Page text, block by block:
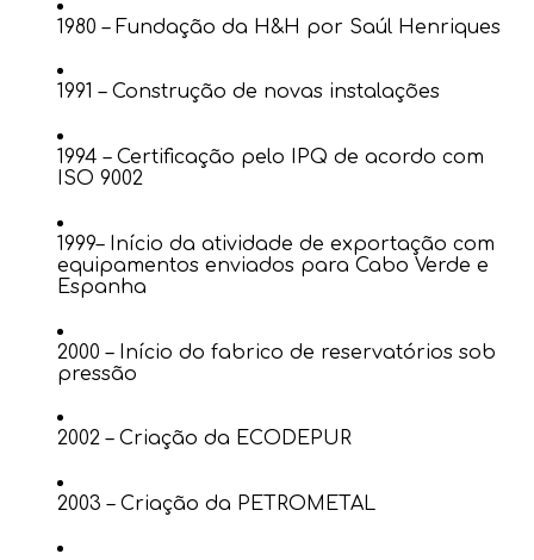
1980 – Fundação da H&H por Saúl Henriques
1991 – Construção de novas instalações
1994 – Certificação pelo IPQ de acordo com
ISO 9002
1999– Início da atividade de exportação com
equipamentos enviados para Cabo Verde e
Espanha
2000 – Início do fabrico de reservatórios sob
pressão
2002 – Criação da ECODEPUR
2003 – Criação da PETROMETAL